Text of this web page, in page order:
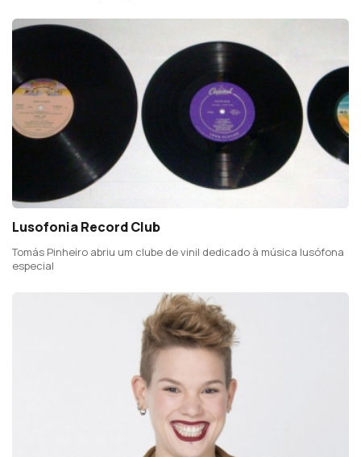
Lusofonia Record Club
Tomás Pinheiro abriu um clube de vinil dedicado à música lusófona
especial